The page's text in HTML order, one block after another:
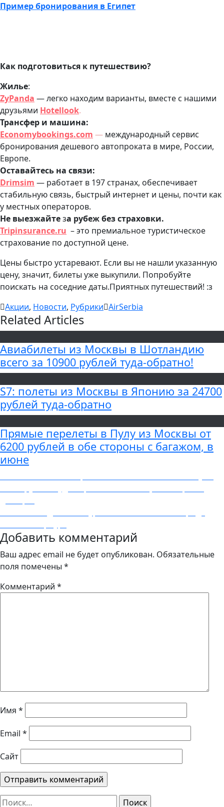
Пример бронирования в Египет
Как подготовиться к путешествию?
Жилье:
ZyPanda — легко находим варианты, вместе с нашими
друзьями Hotellook.
Трансфер и машина:
Economybookings.com — международный сервис
бронирования дешевого автопроката в мире, России,
Европе.
Оставайтесь на связи:
Drimsim — работает в 197 странах, обеспечивает
стабильную связь, быстрый интернет и цены, почти как
у местных операторов.
Не выезжайтеза рубеж без страховки.
Tripinsurance.ru – это премиальное туристическое
страхование по доступной цене.
Цены быстро устаревают. Если вы не нашли указанную
цену, значит, билеты уже выкупили. Попробуйте
поискать на соседние даты.Приятных путешествий! :з
Акции, Новости, Рубрики AirSerbia
Related Articles
Авиабилеты из Москвы в Шотландию
всего за 10900 рублей туда-обратно!
S7: полеты из Москвы в Японию за 24700
рублей туда-обратно
Прямые перелеты в Пулу из Москвы от
6200 рублей в обе стороны с багажом, в
июне
Навигация
по
записям
Добавить комментарий
Ваш адрес email не будет опубликован. Обязательные
поля помечены *
Комментарий *
Имя *
Email *
Сайт
Найти: